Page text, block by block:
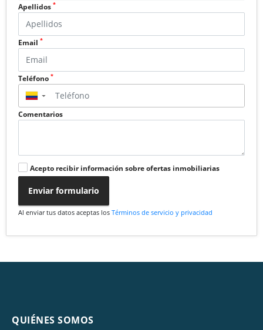
Apellidos *
Email *
Teléfono *
▼
Comentarios
Acepto recibir información sobre ofertas inmobiliarias
Enviar formulario
Al enviar tus datos aceptas los Términos de servicio y privacidad
QUIÉNES SOMOS